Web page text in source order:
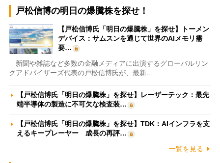
戸松信博の明日の爆騰株を探せ！
【戸松信博氏「明日の爆騰株」を探せ】トーメン
デバイス：サムスンを通じて世界のAIメモリ需
要…
新聞や雑誌など多数の金融メディアに出演するグローバルリン
クアドバイザーズ代表の戸松信博氏が、最新…
【戸松信博氏「明日の爆騰株」を探せ】レーザーテック：最先
端半導体の製造に不可欠な検査装…
【戸松信博氏「明日の爆騰株」を探せ】TDK：AIインフラを支
えるキープレーヤー 成長の再評…
一覧を見る